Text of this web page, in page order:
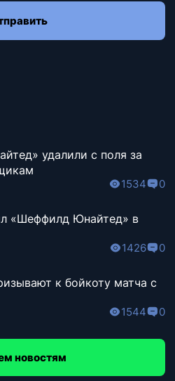
удалили с поля за
1534 0
«Шеффилд Юнайтед» в
1426 0
к бойкоту матча с
1544 0
новостям